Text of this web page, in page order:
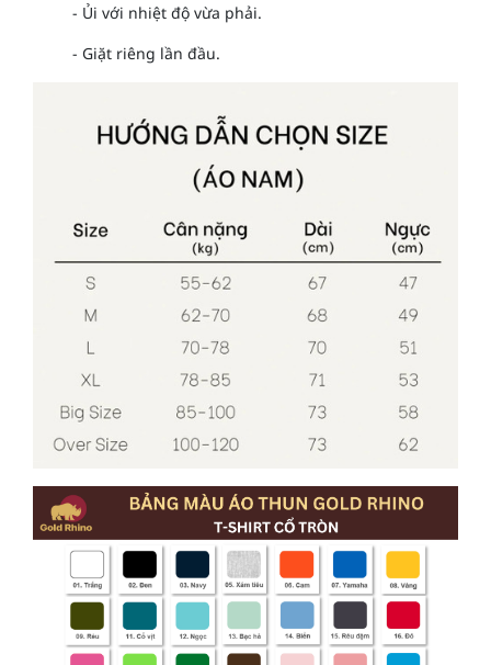
- Ủi với nhiệt độ vừa phải.
- Giặt riêng lần đầu.